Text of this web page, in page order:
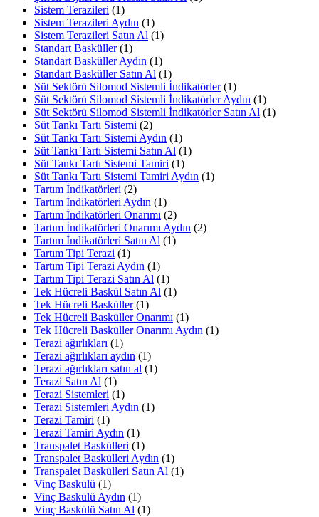
Sistem Terazileri (1)
Sistem Terazileri Aydın (1)
Sistem Terazileri Satın Al (1)
Standart Basküller (1)
Standart Basküller Aydın (1)
Standart Basküller Satın Al (1)
Süt Sektörü Silomod Sistemli İndikatörler (1)
Süt Sektörü Silomod Sistemli İndikatörler Aydın (1)
Süt Sektörü Silomod Sistemli İndikatörler Satın Al (1)
Süt Tankı Tartı Sistemi (2)
Süt Tankı Tartı Sistemi Aydın (1)
Süt Tankı Tartı Sistemi Satın Al (1)
Süt Tankı Tartı Sistemi Tamiri (1)
Süt Tankı Tartı Sistemi Tamiri Aydın (1)
Tartım İndikatörleri (2)
Tartım İndikatörleri Aydın (1)
Tartım İndikatörleri Onarımı (2)
Tartım İndikatörleri Onarımı Aydın (2)
Tartım İndikatörleri Satın Al (1)
Tartım Tipi Terazi (1)
Tartım Tipi Terazi Aydın (1)
Tartım Tipi Terazi Satın Al (1)
Tek Hücreli Baskül Satın Al (1)
Tek Hücreli Basküller (1)
Tek Hücreli Basküller Onarımı (1)
Tek Hücreli Basküller Onarımı Aydın (1)
Terazi ağırlıkları (1)
Terazi ağırlıkları aydın (1)
Terazi ağırlıkları satın al (1)
Terazi Satın Al (1)
Terazi Sistemleri (1)
Terazi Sistemleri Aydın (1)
Terazi Tamiri (1)
Terazi Tamiri Aydın (1)
Transpalet Baskülleri (1)
Transpalet Baskülleri Aydın (1)
Transpalet Baskülleri Satın Al (1)
Vinç Baskülü (1)
Vinç Baskülü Aydın (1)
Vinç Baskülü Satın Al (1)